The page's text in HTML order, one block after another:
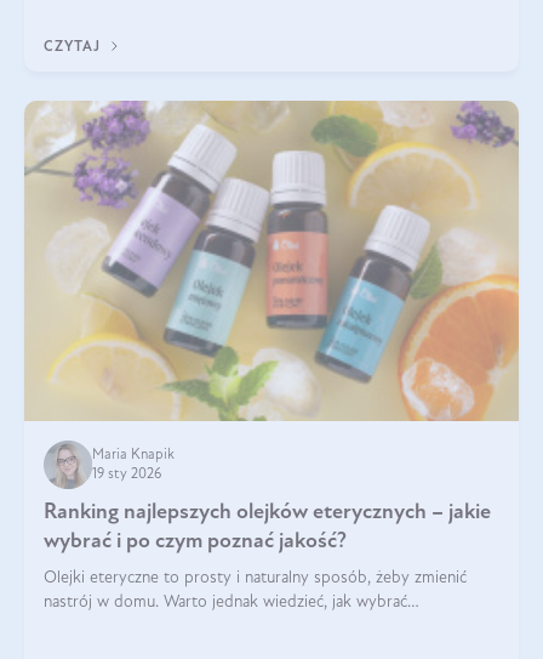
CZYTAJ
Maria Knapik
19 sty 2026
Ranking najlepszych olejków eterycznych – jakie
wybrać i po czym poznać jakość?
Olejki eteryczne to prosty i naturalny sposób, żeby zmienić
nastrój w domu. Warto jednak wiedzieć, jak wybrać